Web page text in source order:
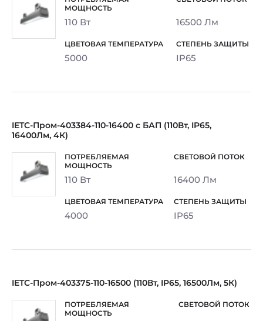
110 Вт 16500 Лм
5000 IP65
IETC-Пром-403384-110-16400 с БАП (110Вт, IP65,
16400Лм, 4К)
110 Вт 16400 Лм
4000 IP65
IETC-Пром-403375-110-16500 (110Вт, IP65, 16500Лм, 5К)